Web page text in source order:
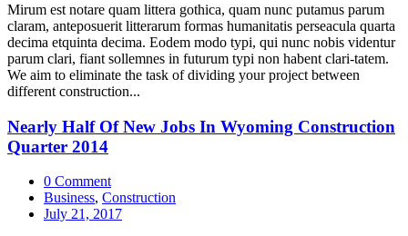
Mirum est notare quam littera gothica, quam nunc putamus parum
claram, anteposuerit litterarum formas humanitatis perseacula quarta
decima etquinta decima. Eodem modo typi, qui nunc nobis videntur
parum clari, fiant sollemnes in futurum typi non habent clari-tatem.
We aim to eliminate the task of dividing your project between
different construction...
Nearly Half Of New Jobs In Wyoming Construction
Quarter 2014
0 Comment
Business, Construction
July 21, 2017